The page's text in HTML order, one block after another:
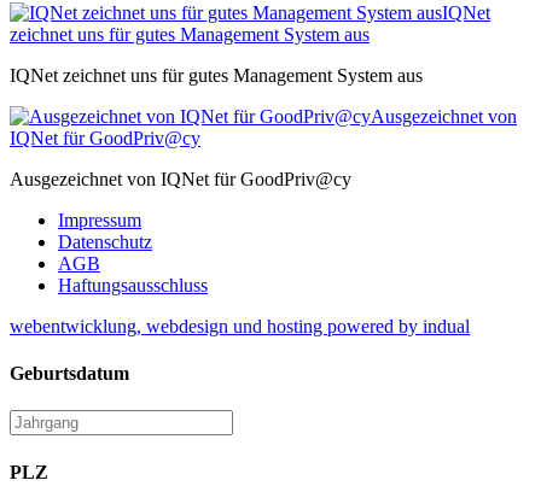
IQNet
zeichnet uns für gutes Management System aus
IQNet zeichnet uns für gutes Management System aus
Ausgezeichnet von
IQNet für GoodPriv@cy
Ausgezeichnet von IQNet für GoodPriv@cy
Impressum
Datenschutz
AGB
Haftungsausschluss
webentwicklung, webdesign und hosting powered by indual
Geburtsdatum
PLZ